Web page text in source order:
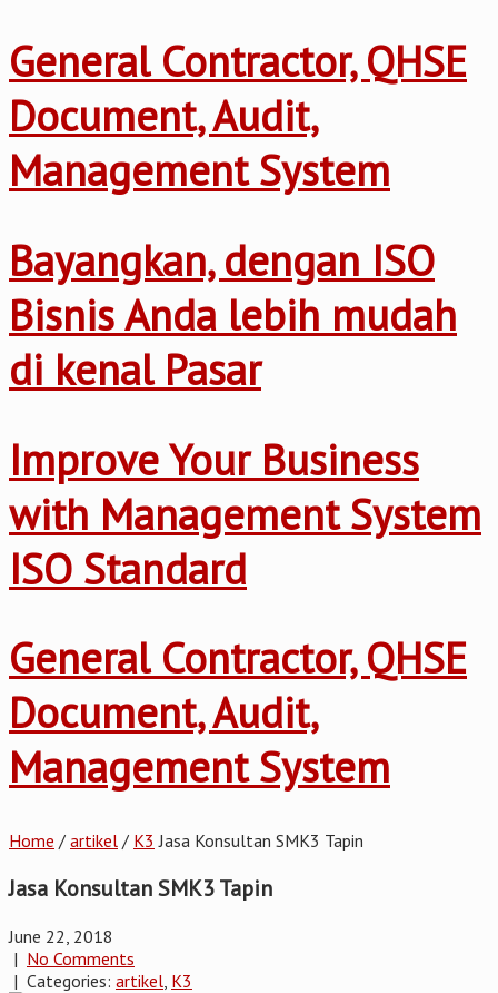
General Contractor, QHSE
Document, Audit,
Management System
Bayangkan, dengan ISO
Bisnis Anda lebih mudah
di kenal Pasar
Improve Your Business
with Management System
ISO Standard
General Contractor, QHSE
Document, Audit,
Management System
Home / artikel / K3 Jasa Konsultan SMK3 Tapin
Jasa Konsultan SMK3 Tapin
June 22, 2018
| No Comments
| Categories: artikel K3